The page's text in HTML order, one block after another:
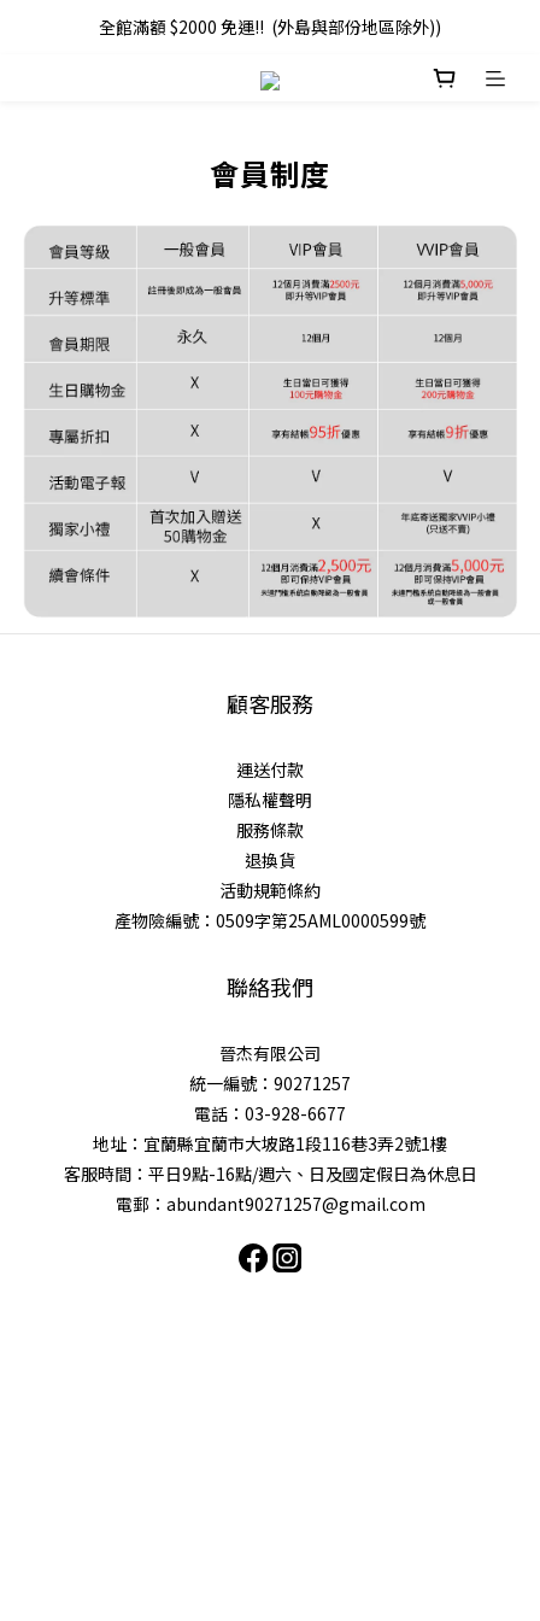
全館滿額 $2000 免運!!  (外島與部份地區除外))
會員制度
顧客服務
運送付款
隱私權聲明
服務條款
退換貨
活動規範條約
產物險編號：0509字第25AML0000599號
聯絡我們
晉杰有限公司
統一編號：90271257
電話：03-928-6677
地址：宜蘭縣宜蘭市大坡路1段116巷3弄2號1樓
客服時間：平日9點-16點/週六、日及國定假日為休息日
電郵：abundant90271257@gmail.com